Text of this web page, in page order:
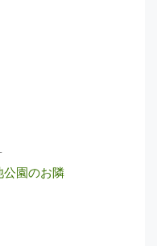
公園のお隣